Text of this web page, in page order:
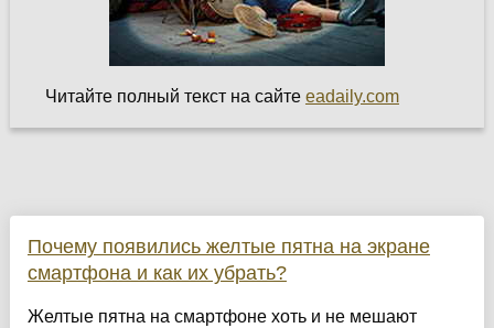
Читайте полный текст на сайте eadaily.com
Почему появились желтые пятна на экране
смартфона и как их убрать?
Желтые пятна на смартфоне хоть и не мешают